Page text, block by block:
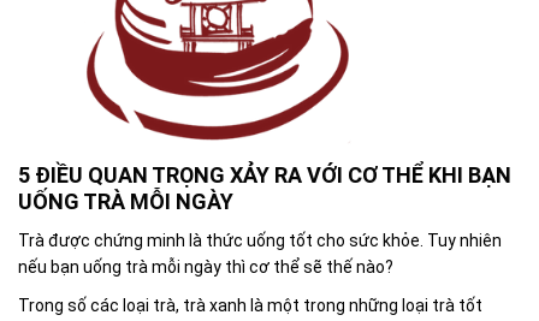
5 ĐIỀU QUAN TRỌNG XẢY RA VỚI CƠ THỂ KHI BẠN
UỐNG TRÀ MỖI NGÀY
Trà được chứng minh là thức uống tốt cho sức khỏe. Tuy nhiên
nếu bạn uống trà mỗi ngày thì cơ thể sẽ thế nào?
Trong số các loại trà, trà xanh là một trong những loại trà tốt